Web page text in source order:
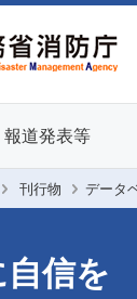
報道発表等
刊行物 データ
信を